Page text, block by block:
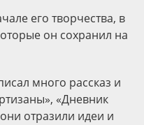
его творчества, в
он сохранил на
много рассказ и
«Дневник
отразили идеи и